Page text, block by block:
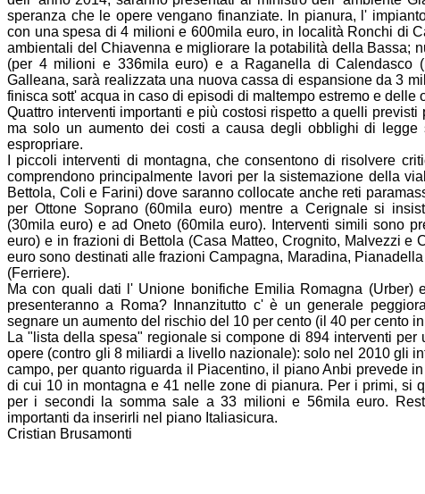
speranza che le opere vengano finanziate. In pianura, l'
con una spesa di 4 milioni e 600mila euro, in località Ronchi di
ambientali del Chiavenna e migliorare la potabilità della Bassa;
(per 4 milioni e 336mila euro) e a Raganella di Calendasco
Galleana, sarà realizzata una nuova cassa di espansione da 3
finisca sott' acqua in caso di episodi di maltempo estremo e delle
Quattro interventi importanti e più costosi rispetto a quelli
ma solo un aumento dei costi a causa degli obblighi di
espropriare.
I piccoli interventi di montagna, che consentono di risolvere
comprendono principalmente lavori per la sistemazione della
Bettola, Coli e Farini) dove saranno collocate anche reti
per Ottone Soprano (60mila euro) mentre a Cerignale si
(30mila euro) e ad Oneto (60mila euro). Interventi simili sono
euro) e in frazioni di Bettola (Casa Matteo, Crognito, Malvezzi e
euro sono destinati alle frazioni Campagna, Maradina,
(Ferriere).
Ma con quali dati l' Unione bonificheEmilia Romagna (Urber)
presenteranno a Roma? Innanzitutto c' è un generale
segnare un aumento del rischio del 10 per cento (il 40 per cento
La "lista della spesa" regionale si compone di 894 interventi
opere (contro gli 8 miliardi a livello nazionale): solo nel 2010 gli
campo, per quanto riguarda il Piacentino, il pianoAnbi prevede
di cui 10 in montagna e 41 nelle zone di pianura. Per i primi, si
per i secondi la somma sale a 33 milioni e 56mila euro.
importanti da inserirli nel piano Italiasicura.
Cristian Brusamonti